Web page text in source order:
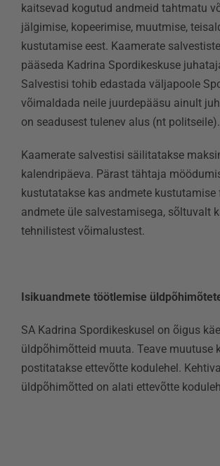
kaitsevad kogutud andmeid tahtmatu
jälgimise, kopeerimise, muutmise,
kustutamise eest. Kaamerate
pääseda Kadrina Spordikeskuse
Salvestisi tohib edastada väljapoole
võimaldada neile juurdepääsu ainult
on seadusest tulenev alus (nt politseile).
Kaamerate salvestisi säilitatakse
kalendripäeva. Pärast tähtaja
kustutatakse kas andmete
andmete üle salvestamisega, sõltuvalt
tehnilistest võimalustest.
Isikuandmete töötlemise
SA Kadrina Spordikeskusel on õigus
üldpõhimõtteid muuta. Teave muutuse
postitatakse ettevõtte kodulehel.
üldpõhimõtted on alati ettevõtte